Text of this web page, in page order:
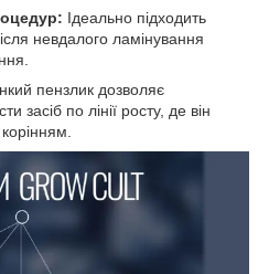
Ідеально підходить
невдалого ламінування
пензлик дозволяє
засіб по лінії росту, де він